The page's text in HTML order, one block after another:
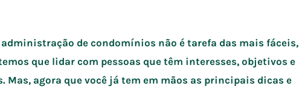
de condomínios não é tarefa das mais fáceis,
que lidar com pessoas que têm interesses, objetivos e
agora que você já tem em mãos as principais dicas e